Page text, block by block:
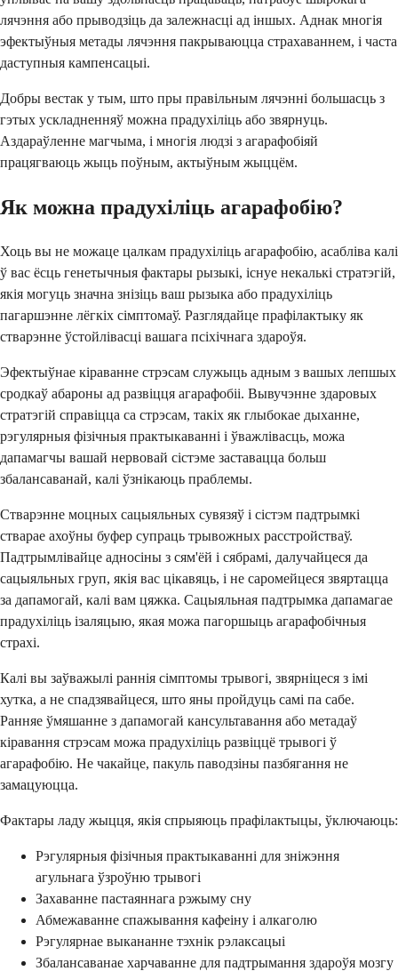
лячэння або прыводзіць да залежнасці ад іншых. Аднак многія
эфектыўныя метады лячэння пакрываюцца страхаваннем, і часта
даступныя кампенсацыі.
Добры вестак у тым, што пры правільным лячэнні большасць з
гэтых ускладненняў можна прадухіліць або звярнуць.
Аздараўленне магчыма, і многія людзі з агарафобіяй
працягваюць жыць поўным, актыўным жыццём.
Як можна прадухіліць агарафобію?
Хоць вы не можаце цалкам прадухіліць агарафобію, асабліва калі
ў вас ёсць генетычныя фактары рызыкі, існуе некалькі стратэгій,
якія могуць значна знізіць ваш рызыка або прадухіліць
пагаршэнне лёгкіх сімптомаў. Разглядайце прафілактыку як
стварэнне ўстойлівасці вашага псіхічнага здароўя.
Эфектыўнае кіраванне стрэсам служыць адным з вашых лепшых
сродкаў абароны ад развіцця агарафобіі. Вывучэнне здаровых
стратэгій справіцца са стрэсам, такіх як глыбокае дыханне,
рэгулярныя фізічныя практыкаванні і ўважлівасць, можа
дапамагчы вашай нервовай сістэме заставацца больш
збалансаванай, калі ўзнікаюць праблемы.
Стварэнне моцных сацыяльных сувязяў і сістэм падтрымкі
стварае ахоўны буфер супраць трывожных расстройстваў.
Падтрымлівайце адносіны з сям'ёй і сябрамі, далучайцеся да
сацыяльных груп, якія вас цікавяць, і не саромейцеся звяртацца
за дапамогай, калі вам цяжка. Сацыяльная падтрымка дапамагае
прадухіліць ізаляцыю, якая можа пагоршыць агарафобічныя
страхі.
Калі вы заўважылі раннія сімптомы трывогі, звярніцеся з імі
хутка, а не спадзявайцеся, што яны пройдуць самі па сабе.
Ранняе ўмяшанне з дапамогай кансультавання або метадаў
кіравання стрэсам можа прадухіліць развіццё трывогі ў
агарафобію. Не чакайце, пакуль паводзіны пазбягання не
замацуюцца.
Фактары ладу жыцця, якія спрыяюць прафілактыцы, ўключаюць:
Рэгулярныя фізічныя практыкаванні для зніжэння
агульнага ўзроўню трывогі
Захаванне пастаяннага рэжыму сну
Абмежаванне спажывання кафеіну і алкаголю
Рэгулярнае выкананне тэхнік рэлаксацыі
Збалансаванае харчаванне для падтрымання здароўя мозгу